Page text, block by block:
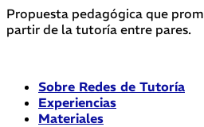
Propuesta pedagógica que
partir de la tutoría entre pares.
Sobre Redes de Tutoría
Experiencias
Materiales